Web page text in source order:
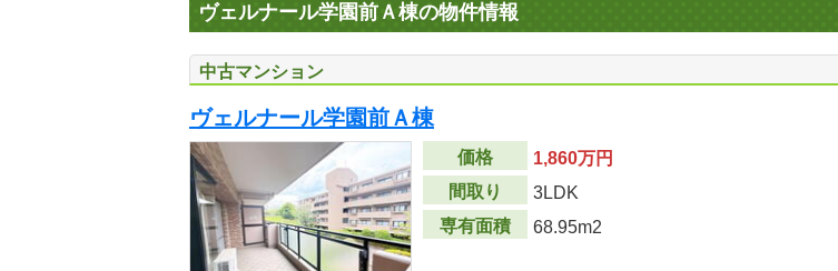
ヴェルナール学園前Ａ棟の物件情報
中古マンション
ヴェルナール学園前Ａ棟
価格
1,860万円
間取り
3LDK
専有面積
68.95m2